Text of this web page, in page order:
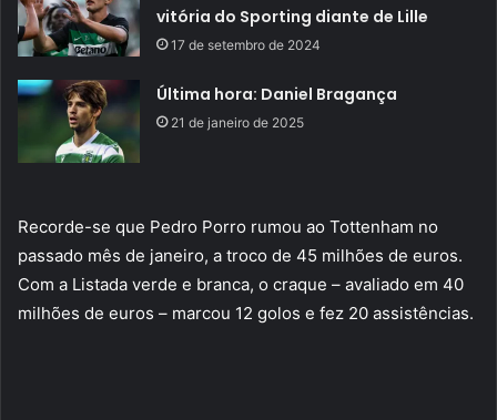
vitória do Sporting diante de Lille
17 de setembro de 2024
Última hora: Daniel Bragança
21 de janeiro de 2025
Recorde-se que Pedro Porro rumou ao Tottenham no
passado mês de janeiro, a troco de 45 milhões de euros.
Com a Listada verde e branca, o craque – avaliado em 40
milhões de euros – marcou 12 golos e fez 20 assistências.